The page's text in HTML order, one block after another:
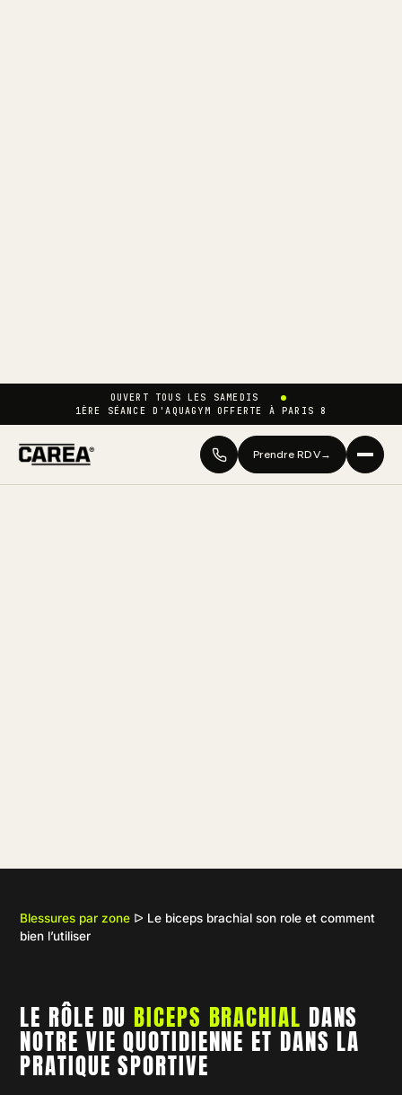
OUVERT TOUS LES SAMEDIS
1ÈRE SÉANCE D'AQUAGYM OFFERTE À PARIS 8
Prendre RDV→
Blessures par zone ᐅ Le biceps brachial son role et comment
bien l’utiliser
LE RÔLE DU BICEPS BRACHIAL DANS
NOTRE VIE QUOTIDIENNE ET DANS LA
PRATIQUE SPORTIVE